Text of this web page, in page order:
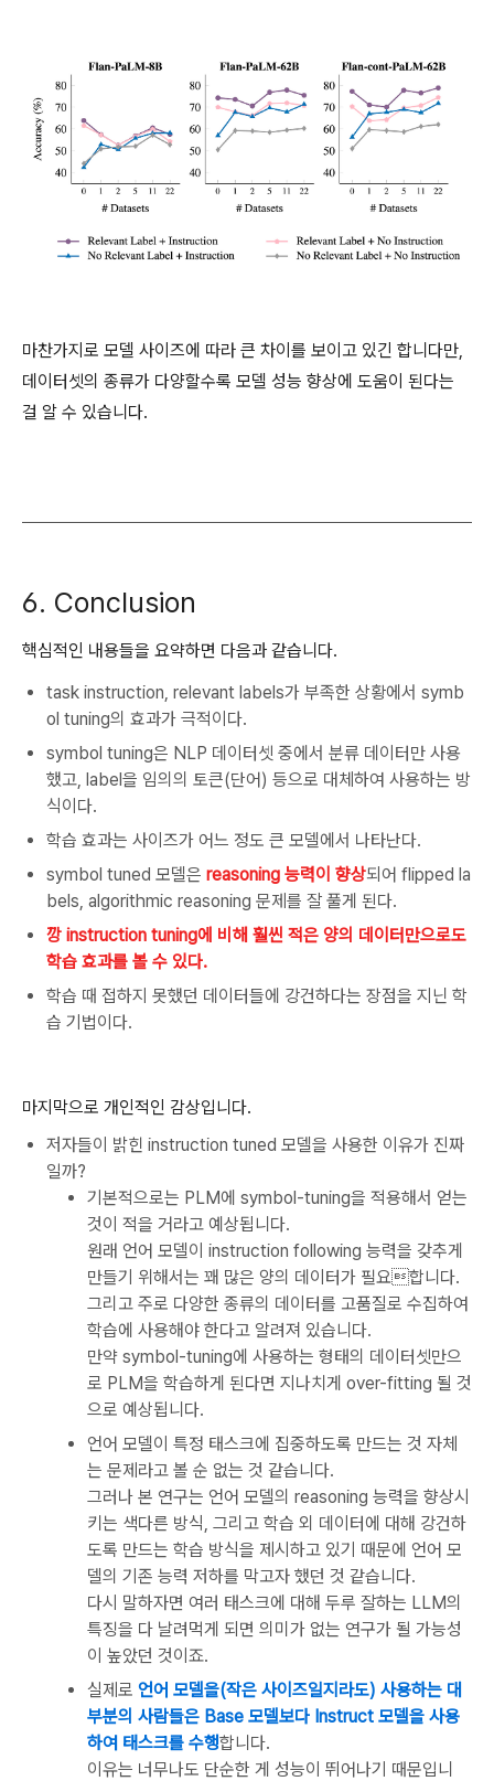
마찬가지로 모델 사이즈에 따라 큰 차이를 보이고 있긴 합니다만,
데이터셋의 종류가 다양할수록 모델 성능 향상에 도움이 된다는
걸 알 수 있습니다.
6. Conclusion
핵심적인 내용들을 요약하면 다음과 같습니다.
task instruction, relevant labels가 부족한 상황에서 symb
ol tuning의 효과가 극적이다.
symbol tuning은 NLP 데이터셋 중에서 분류 데이터만 사용
했고, label을 임의의 토큰(단어) 등으로 대체하여 사용하는 방
식이다.
학습 효과는 사이즈가 어느 정도 큰 모델에서 나타난다.
symbol tuned 모델은 reasoning 능력이 향상되어 flipped la
bels, algorithmic reasoning 문제를 잘 풀게 된다.
깡 instruction tuning에 비해 훨씬 적은 양의 데이터만으로도
학습 효과를 볼 수 있다.
학습 때 접하지 못했던 데이터들에 강건하다는 장점을 지닌 학
습 기법이다.
마지막으로 개인적인 감상입니다.
저자들이 밝힌 instruction tuned 모델을 사용한 이유가 진짜
일까?
기본적으로는 PLM에 symbol-tuning을 적용해서 얻는
것이 적을 거라고 예상됩니다.
원래 언어 모델이 instruction following 능력을 갖추게
만들기 위해서는 꽤 많은 양의 데이터가 필요합니다.
그리고 주로 다양한 종류의 데이터를 고품질로 수집하여
학습에 사용해야 한다고 알려져 있습니다.
만약 symbol-tuning에 사용하는 형태의 데이터셋만으
로 PLM을 학습하게 된다면 지나치게 over-fitting 될 것
으로 예상됩니다.
언어 모델이 특정 태스크에 집중하도록 만드는 것 자체
는 문제라고 볼 순 없는 것 같습니다.
그러나 본 연구는 언어 모델의 reasoning 능력을 향상시
키는 색다른 방식, 그리고 학습 외 데이터에 대해 강건하
도록 만드는 학습 방식을 제시하고 있기 때문에 언어 모
델의 기존 능력 저하를 막고자 했던 것 같습니다.
다시 말하자면 여러 태스크에 대해 두루 잘하는 LLM의
특징을 다 날려먹게 되면 의미가 없는 연구가 될 가능성
이 높았던 것이죠.
실제로 언어 모델을(작은 사이즈일지라도) 사용하는 대
부분의 사람들은 Base 모델보다 Instruct 모델을 사용
하여 태스크를 수행합니다.
이유는 너무나도 단순한 게 성능이 뛰어나기 때문입니